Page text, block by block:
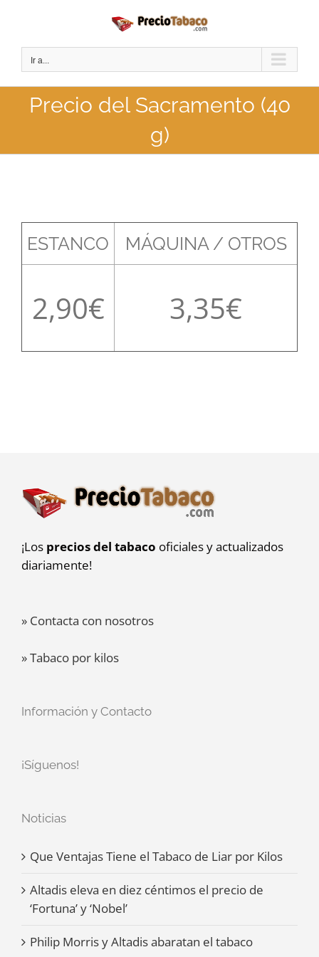
contenido
Ir a...
Precio del Sacramento (40
g)
ESTANCO MÁQUINA / OTROS
2,90 3,35
¡Los precios del tabaco oficiales y actualizados
diariamente!
» Contacta con nosotros
» Tabaco por kilos
Información y Contacto
¡Síguenos!
Noticias
Que Ventajas Tiene el Tabaco de Liar por Kilos
Altadis eleva en diez céntimos el precio de
‘Fortuna’ y ‘Nobel’
Philip Morris y Altadis abaratan el tabaco